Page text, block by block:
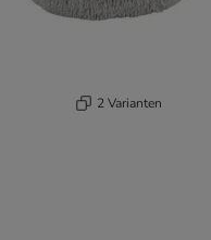
2 Varianten